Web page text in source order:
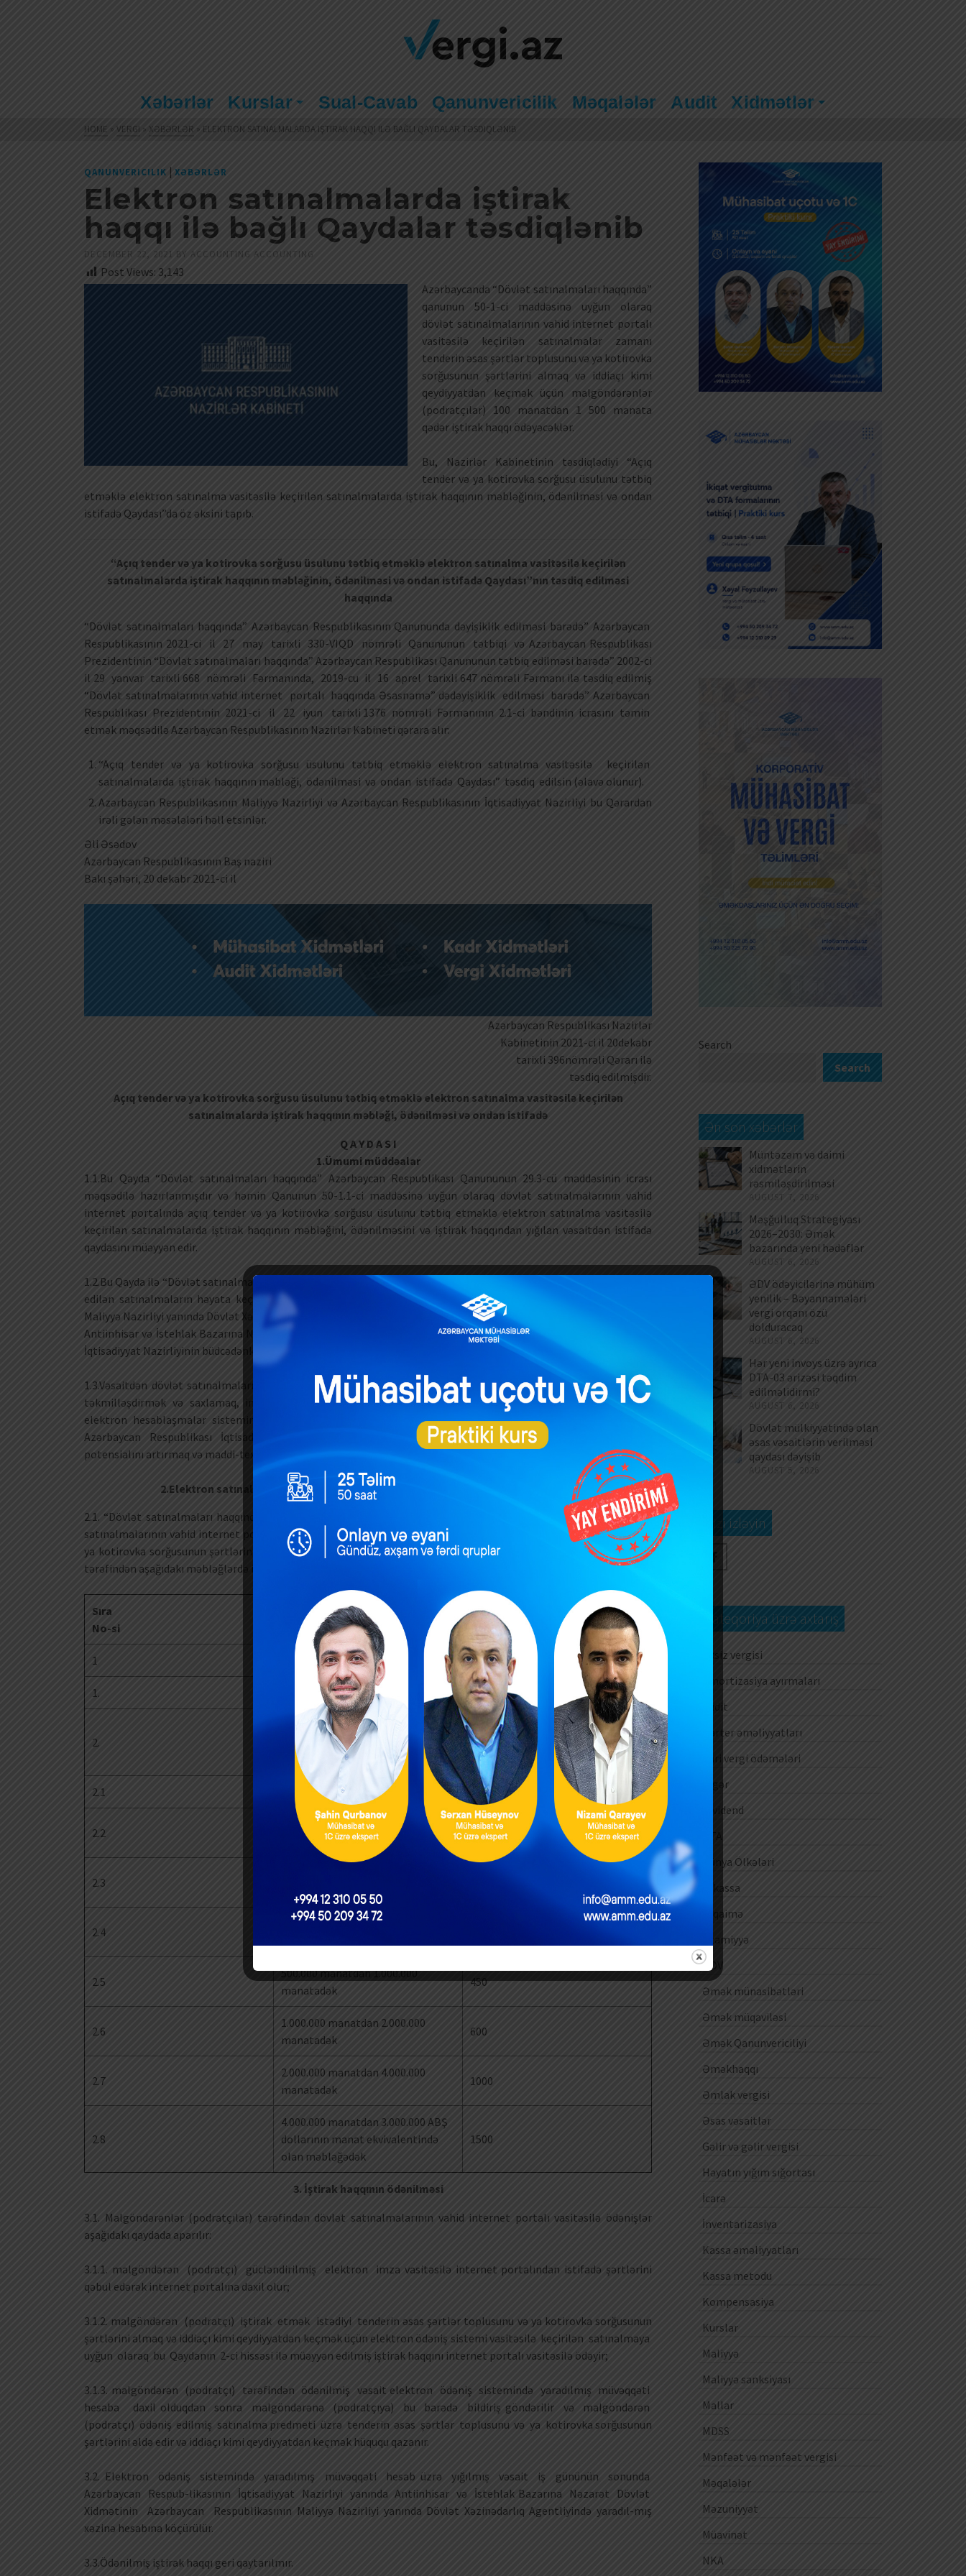
Xəbərlər Kurslar Sual-Cavab Qanunvericilik Məqalələr Audit Xidmətlər
HOME » VERGI » XƏBƏRLƏR » ELEKTRON SATINALMALARDA IŞTIRAK HAQQI ILƏ BAĞLI QAYDALAR TƏSDIQLƏNIB
QANUNVERICILIK | XƏBƏRLƏR
Elektron satınalmalarda iştirak
haqqı ilə bağlı Qaydalar təsdiqlənib
DECEMBER 22, 2021 BY ACCOUNTING ACCOUNTING
Post Views: 3,143
Azərbaycanda “Dövlət satınalmaları haqqında”
qanunun 50-1-ci maddəsinə uyğun olaraq
dövlət satınalmalarının vahid internet portalı
vasitəsilə keçirilən satınalmalar zamanı
tenderin əsas şərtlər toplusunu və ya kotirovka
sorğusunun şərtlərini almaq və iddiaçı kimi
qeydiyyatdan keçmək üçün malgöndərənlər
(podratçılar) 100 manatdan 1 500 manata
qədər iştirak haqqı ödəyəcəklər.
Bu, Nazirlər Kabinetinin təsdiqlədiyi “Açıq
tender və ya kotirovka sorğusu üsulunu tətbiq
etməklə elektron satınalma vasitəsilə keçirilən satınalmalarda iştirak haqqının məbləğinin, ödənilməsi və ondan
istifadə Qaydası”da öz əksini tapıb.
“Açıq tender və ya kotirovka sorğusu üsulunu tətbiq etməklə elektron satınalma vasitəsilə keçirilən
satınalmalarda iştirak haqqının məbləğinin, ödənilməsi və ondan istifadə Qaydası”nın təsdiq edilməsi
haqqında
“Dövlət satınalmaları haqqında” Azərbaycan Respublikasının Qanununda dəyişiklik edilməsi barədə” Azərbaycan
Respublikasının 2021-ci il 27 may tarixli 330-VIQD nömrəli Qanununun tətbiqi və Azərbaycan Respublikası
Prezidentinin “Dövlət satınalmaları haqqında” Azərbaycan Respublikası Qanununun tətbiq edilməsi barədə” 2002-ci
il 29 yanvar tarixli 668 nömrəli Fərmanında, 2019-cu il 16 aprel tarixli 647 nömrəli Fərmanı ilə təsdiq edilmiş
“Dövlət satınalmalarının vahid internet portalı haqqında Əsasnamə” dədəyişiklik edilməsi barədə” Azərbaycan
Respublikası Prezidentinin 2021-ci il 22 iyun tarixli 1376 nömrəli Fərmanının 2.1-ci bəndinin icrasını təmin
etmək məqsədilə Azərbaycan Respublikasının Nazirlər Kabineti qərara alır:
“Açıq tender və ya kotirovka sorğusu üsulunu tətbiq etməklə elektron satınalma vasitəsilə keçirilən
satınalmalarda iştirak haqqının məbləği, ödənilməsi və ondan istifadə Qaydası” təsdiq edilsin (əlavə olunur).
Azərbaycan Respublikasının Maliyyə Nazirliyi və Azərbaycan Respublikasının İqtisadiyyat Nazirliyi bu Qərardan
irəli gələn məsələləri həll etsinlər.
Əli Əsədov
Azərbaycan Respublikasının Baş naziri
Bakı şəhəri, 20 dekabr 2021-ci il
Azərbaycan Respublikası Nazirlər
Kabinetinin 2021-ci il 20dekabr
tarixli 396nömrəli Qərarı ilə
təsdiq edilmişdir.
Açıq tender və ya kotirovka sorğusu üsulunu tətbiq etməklə elektron satınalma vasitəsilə keçirilən
satınalmalarda iştirak haqqının məbləği, ödənilməsi və ondan istifadə
Q A Y D A S I
1.Ümumi müddəalar
1.1.Bu Qayda “Dövlət satınalmaları haqqında” Azərbaycan Respublikası Qanununun 29.3-cü maddəsinin icrası
məqsədilə hazırlanmışdır və həmin Qanunun 50-1.1-ci maddəsinə uyğun olaraq dövlət satınalmalarının vahid
internet portalında açıq tender və ya kotirovka sorğusu üsulunu tətbiq etməklə elektron satınalma vasitəsilə
keçirilən satınalmalarda iştirak haqqının məbləğini, ödənilməsini və iştirak haqqından yığılan vəsaitdən istifadə
qaydasını müəyyən edir.
1.2.Bu Qayda ilə “Dövlət satınalmaları haqqında” Azərbaycan Respublikası Qanununun 50-1.1-ci maddəsi ilə müəyyən
edilən satınalmaların həyata keçirilməsi üçün iştirak haqlarından daxil olan vəsait Azərbaycan Respublikasının
Maliyyə Nazirliyi yanında Dövlət Xəzinədarlığı Agentliyində Azərbaycan Respublikasının İqtisadiyyat Nazirliyi yanında
Antiinhisar və İstehlak Bazarına Nəzarət Dövlət Xidmətinin xəzinə hesabına köçürülür və Azərbaycan Respublikası
İqtisadiyyat Nazirliyinin büdcədənkənar vəsaiti (bundan sonra – vəsait) hesab olunur.
1.3.Vəsaitdən dövlət satınalmalarının vahid internet portalını (bundan sonra – internet portalı) istismar etmək,
təkmilləşdirmək və saxlamaq, internet portalının təhlükəsizliyini, digər dövlət qurumları ilə inteqrasiyasını,
elektron hesablaşmalar sisteminə qoşulmasını, məlumat və verilənlər sisteminin qorunmasını təmin etmək,
Azərbaycan Respublikası İqtisadiyyat Nazirliyinin işçilərinin sosial müdafiəsini gücləndirmək, elmi-texniki
potensialını artırmaq və maddi-texniki bazasını möhkəmləndirmək məqsədilə istifadə olunur.
2.Elektron satınalma vasitəsilə keçirilən satınalmalarda iştirak haqqının məbləği
2.1. “Dövlət satınalmaları haqqında” Azərbaycan Respublikası Qanununun 50-1-ci maddəsinə uyğun olaraq dövlət
satınalmalarının vahid internet portalı vasitəsilə keçirilən satınalmalar zamanı tenderin əsas şərtlər toplusunu və
ya kotirovka sorğusunun şərtlərini almaq və iddiaçı kimi qeydiyyatdan keçmək üçün malgöndərənlər (podratçılar)
tərəfindən aşağıdakı məbləğlərdə iştirak haqqı ödənilir:
Sıra
No-si
Satınalma metodu Məbləğ (manat)
1 3
1. Kotirovka sorğusu 100
2.
Ehtimal olunan qiyməti (yuxarı
hədlər daxil olmaqla) elan edilmiş
açıq tenderlər:
2.1 50.000 manatadək 100
2.2
50.000 manatdan 100.000
manatadək
150
2.3
manatadək
2.4
200.000 manatdan 500.000
2.5
500.000 manatdan 1.000.000
manatadək
450
2.6
1.000.000 manatdan 2.000.000
manatadək
600
2.7
2.000.000 manatdan 4.000.000
manatadək
1000
2.8
4.000.000 manatdan 3.000.000 ABŞ
dollarının manat ekvivalentində
olan məbləğədək
1500
3. İştirak haqqının ödənilməsi
3.1. Malgöndərənlər (podratçılar) tərəfindən dövlət satınalmalarının vahid internet portalı vasitəsilə ödənişlər
aşağıdakı qaydada aparılır:
3.1.1. malgöndərən (podratçı) gücləndirilmiş elektron imza vasitəsilə internet portalından istifadə şərtlərini
qəbul edərək internet portalına daxil olur;
3.1.2. malgöndərən (podratçı) iştirak etmək istədiyi tenderin əsas şərtlər toplusunu və ya kotirovka sorğusunun
şərtlərini almaq və iddiaçı kimi qeydiyyatdan keçmək üçün elektron ödəniş sistemi vasitəsilə keçirilən satınalmaya
uyğun olaraq bu Qaydanın 2-ci hissəsi ilə müəyyən edilmiş iştirak haqqını internet portalı vasitəsilə ödəyir;
3.1.3. malgöndərən (podratçı) tərəfindən ödənilmiş vəsait elektron ödəniş sistemində yaradılmış müvəqqəti
hesaba daxil olduqdan sonra malgöndərənə (podratçıya) bu barədə bildiriş göndərilir və malgöndərən
(podratçı) ödəniş edilmiş satınalma predmeti üzrə tenderin əsas şərtlər toplusunu və ya kotirovka sorğusunun
şərtlərini əldə edir və iddiaçı kimi qeydiyyatdan keçmək hüququ qazanır.
3.2. Elektron ödəniş sistemində yaradılmış müvəqqəti hesab üzrə yığılmış vəsait iş gününün sonunda
Azərbaycan Respub-likasının İqtisadiyyat Nazirliyi yanında Antiinhisar və İstehlak Bazarına Nəzarət Dövlət
Xidmətinin Azərbaycan Respublikasının Maliyyə Nazirliyi yanında Dövlət Xəzinədarlıq Agentliyində yaradıl-mış
xəzinə hesabına köçürülür.
3.3.Ödənilmiş iştirak haqqı geri qaytarılmır.
Search
Search
Ən son xəbərlər
Müntəzəm və daimi
xidmətlərin
rəsmiləşdirilməsi
AUGUST 7, 2026
Məşğulluq Strategiyası
2026–2030: Əmək
bazarında yeni hədəflər
AUGUST 6, 2026
ƏDV ödəyicilərinə mühüm
yenilik – Bəyannamələri
vergi orqanı özü
dolduracaq
AUGUST 6, 2026
Hər yeni invoys üzrə ayrıca
DTA-03 ərizəsi təqdim
edilməlidirmi?
AUGUST 6, 2026
Dövlət mülkiyyətində olan
əsas vəsaitlərin verilməsi
qaydası dəyişib
AUGUST 5, 2026
Bizi izləyin
Kateqoriya üzrə axtarış
Aksiz vergisi
Amortizasiya ayırmaları
Audit
Barter əməliyyatları
Cari vergi ödəmələri
Digər
Dividend
Dünya Ölkələri
E-kassa
E-qaimə
Ezamiyyə
ƏDV
Əmək münasibətləri
Əmək müqaviləsi
Əmək Qanunvericiliyi
Əməkhaqqı
Əmlak vergisi
Əsas vəsaitlər
Gəlir və gəlir vergisi
Həyatın yığım sığortası
İcarə
İnventarizasiya
Kassa əməliyyatları
Kassa metodu
Kompensasiya
Kurslar
Maliyyə
Maliyyə sanksiyası
Mallar
MDSS
Mənfəət və mənfəət vergisi
Məqalələr
Məzuniyyət
Müavinət
NKA